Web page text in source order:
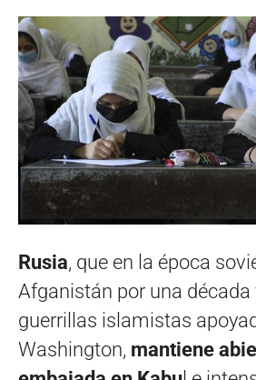
Rusia, que en la época
Afganistán por una década
guerrillas islamistas
Washington, mantiene